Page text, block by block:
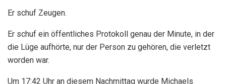
Er schuf Zeugen.
Er schuf ein öffentliches Protokoll genau der Minute, in der
die Lüge aufhörte, nur der Person zu gehören, die verletzt
worden war.
Um 17:42 Uhr an diesem Nachmittag wurde Michaels